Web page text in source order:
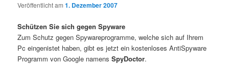
Veröffentlicht am1. Dezember 2007
Schützen Sie sich gegen Spyware
Zum Schutz gegen Spywareprogramme, welche sich auf Ihrem
Pc eingenistet haben, gibt es jetzt ein kostenloses AntiSpyware
Programm von Google namensSpyDoctor.